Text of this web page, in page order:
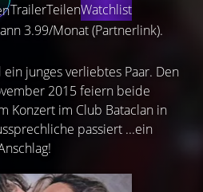
TrailerTeilenWatchlist
3.99/Monat (Partnerlink).
junges verliebtes Paar. Den
2015 feiern beide
Konzert im Club Bataclan in
passiert ...ein